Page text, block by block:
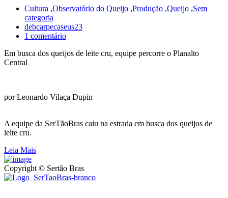
Cultura ,Observatório do Queijo ,Produção ,Queijo ,Sem
categoria
debcarpecaseus23
1 comentário
Em busca dos queijos de leite cru, equipe percorre o Planalto
Central
por Leonardo Vilaça Dupin
A equipe da SerTãoBras caiu na estrada em busca dos queijos de
leite cru.
Leia Mais
Copyright © Sertão Bras